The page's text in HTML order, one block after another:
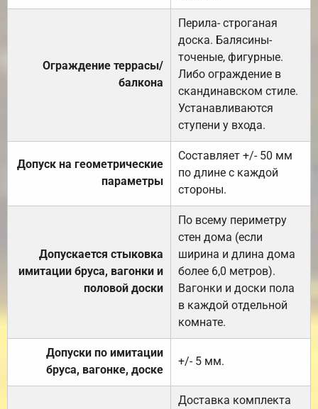
Ограждение террасы/
балкона
Перила- строганая
доска. Балясины-
точеные, фигурные.
Либо ограждение в
скандинавском стиле.
Устанавливаются
ступени у входа.
Допуск на геометрические
параметры
Составляет +/- 50 мм
по длине с каждой
стороны.
Допускается стыковка
имитации бруса, вагонки и
половой доски
По всему периметру
стен дома (если
ширина и длина дома
более 6,0 метров).
Вагонки и доски пола
в каждой отдельной
комнате.
Допуски по имитации
бруса, вагонке, доске
+/- 5 мм.
Доставка комплекта